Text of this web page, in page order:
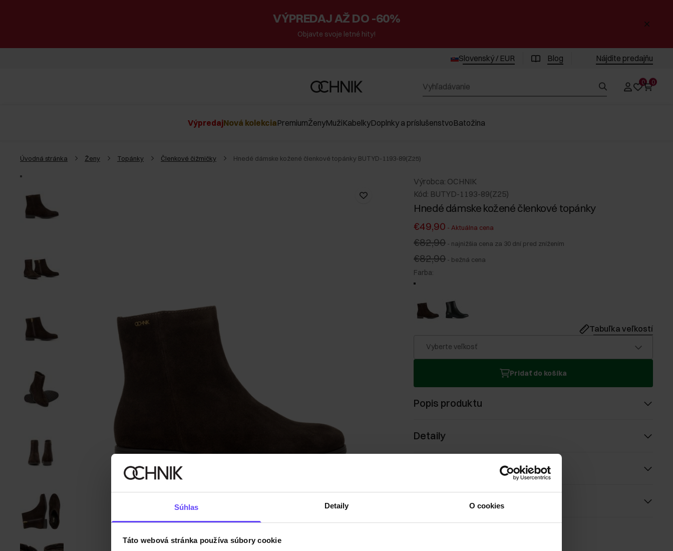
Súhlas Detaily O cookies
Táto webová stránka používa súbory cookie
VÝPREDAJ AŽ DO -60%
Objavte svoje letné hity!
Slovenský / EUR Blog Nájdite predajňu
0 0
VýpredajNová kolekciaPremiumŽenyMužiKabelkyDoplnky a príslušenstvoBatožina
Úvodná stránka Ženy Topánky Členkové čižmičky Hnedé dámske kožené členkové topánky BUTYD-1193-89(Z25)
Výrobca: OCHNIK
Kód: BUTYD-1193-89(Z25)
Hnedé dámske kožené členkové topánky
€49,90 - Aktuálna cena
€82,90 - najnižšia cena za 30 dní pred znížením
€82,90 - bežná cena
Farba:
Tabuľka veľkostí
Vyberte veľkosť
Pridať do košíka
Popis produktu
Detaily